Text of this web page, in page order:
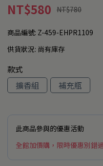
NT$580 NT$780
商品編號: Z-459-EHPR1109
供貨狀況: 尚有庫存
款式
擴香組
補充瓶
此商品參與的優惠活動
全館加價購，限時優惠別錯